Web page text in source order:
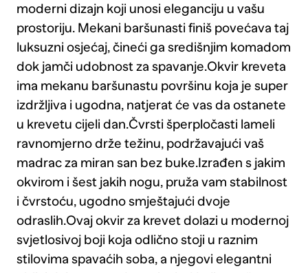
moderni dizajn koji unosi eleganciju u vašu
prostoriju. Mekani baršunasti finiš povećava taj
luksuzni osjećaj, čineći ga središnjim komadom
dok jamči udobnost za spavanje.Okvir kreveta
ima mekanu baršunastu površinu koja je super
izdržljiva i ugodna, natjerat će vas da ostanete
u krevetu cijeli dan.Čvrsti šperpločasti lameli
ravnomjerno drže težinu, podržavajući vaš
madrac za miran san bez buke.Izrađen s jakim
okvirom i šest jakih nogu, pruža vam stabilnost
i čvrstoću, ugodno smještajući dvoje
odraslih.Ovaj okvir za krevet dolazi u modernoj
svjetlosivoj boji koja odlično stoji u raznim
stilovima spavaćih soba, a njegovi elegantni